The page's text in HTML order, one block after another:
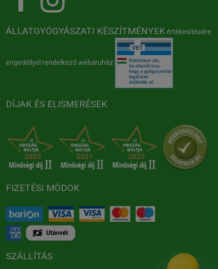
ÁLLATGYÓGYÁSZATI KÉSZÍTMÉNYEK értékesítésére
engedéllyel rendelkező webáruház
DÍJAK ÉS ELISMERÉSEK
FIZETÉSI MÓDOK
SZÁLLÍTÁS